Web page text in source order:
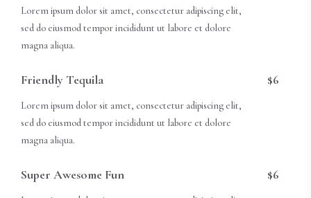
Lorem ipsum dolor sit amet, consectetur adipiscing elit,
sed do eiusmod tempor incididunt ut labore et dolore
magna aliqua.
Friendly Tequila
Lorem ipsum dolor sit amet, consectetur adipiscing elit,
sed do eiusmod tempor incididunt ut labore et dolore
magna aliqua.
$6
Super Awesome Fun $6